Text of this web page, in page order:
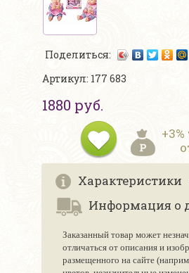
Поделиться:
Артикул: 177 683
1880 руб.
Характеристики
Информация о
Заказанный товар может
отличаться от описания и
размещенного на сайте